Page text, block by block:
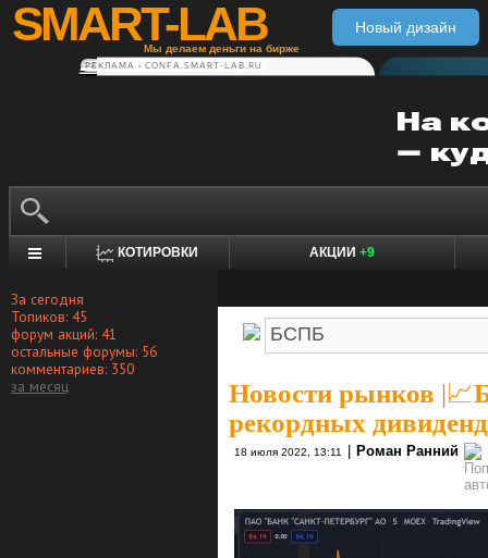
SMART-LAB
Мы делаем деньги на бирже
Новый дизайн
РЕКЛАМА • CONFA.SMART-LAB.RU
КОТИРОВКИ АКЦИИ +9
За сегодня
Топиков: 45
форум акций: 41
остальные форумы: 56
комментариев: 350
за месяц
Новости рынков |
рекордных
18 июля 2022, 13:11 Роман Ранний